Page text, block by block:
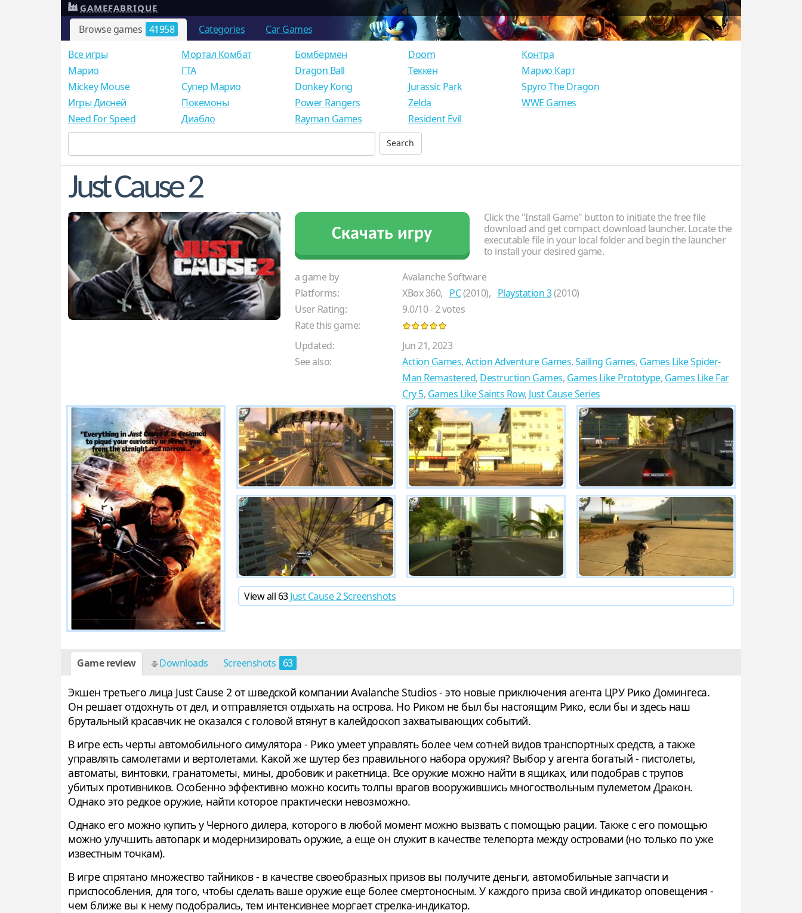
Browse games 41958 Categories Car Games
GAMEFABRIQUE
Все игры
Mарио
Mickey Mouse
Игры Дисней
Need For Speed
Мортал Комбат
ГТА
Супер Марио
Покемоны
Диабло
Бомбермен
Dragon Ball
Donkey Kong
Power Rangers
Rayman Games
Doom
Теккен
Jurassic Park
Zelda
Resident Evil
Контра
Марио Карт
Spyro The Dragon
WWE Games
Just Cause 2
Скачать игру
Click the "Install Game" button to initiate the free file
download and get compact download launcher. Locate the
executable file in your local folder and begin the launcher
to install your desired game.
a game by
Avalanche Software
Platforms:
XBox 360, PC(2010), Playstation 3(2010)
User Rating:
9.0/10-2votes
Rate this game:
Updated:
Jun 21, 2023
See also:
Action Games,Action Adventure Games,Sailing Games, Games Like Spider-
Man Remastered, Destruction Games, Games Like Prototype, Games Like Far
Cry 5, Games Like Saints Row, Just Cause Series
View all 63Just Cause 2 Screenshots
Game review Downloads Screenshots 63
Экшен третьего лица Just Cause 2 от шведской компании Avalanche Studios - это новые приключения агента ЦРУ Рико Домингеса.
Он решает отдохнуть от дел, и отправляется отдыхать на острова. Но Риком не был бы настоящим Рико, если бы и здесь наш
брутальный красавчик не оказался с головой втянут в калейдоскоп захватывающих событий.
В игре есть черты автомобильного симулятора - Рико умеет управлять более чем сотней видов транспортных средств, а также
управлять самолетами и вертолетами. Какой же шутер без правильного набора оружия? Выбор у агента богатый - пистолеты,
автоматы, винтовки, гранатометы, мины, дробовик и ракетница. Все оружие можно найти в ящиках, или подобрав с трупов
убитых противников. Особенно эффективно можно косить толпы врагов вооружившись многоствольным пулеметом Дракон.
Однако это редкое оружие, найти которое практически невозможно.
Однако его можно купить у Черного дилера, которого в любой момент можно вызвать с помощью рации. Также с его помощью
можно улучшить автопарк и модернизировать оружие, а еще он служит в качестве телепорта между островами (но только по уже
известным точкам).
В игре спрятано множество тайников - в качестве своеобразных призов вы получите деньги, автомобильные запчасти и
приспособления, для того, чтобы сделать ваше оружие еще более смертоносным. У каждого приза свой индикатор оповещения -
чем ближе вы к нему подобрались, тем интенсивнее моргает стрелка-индикатор.